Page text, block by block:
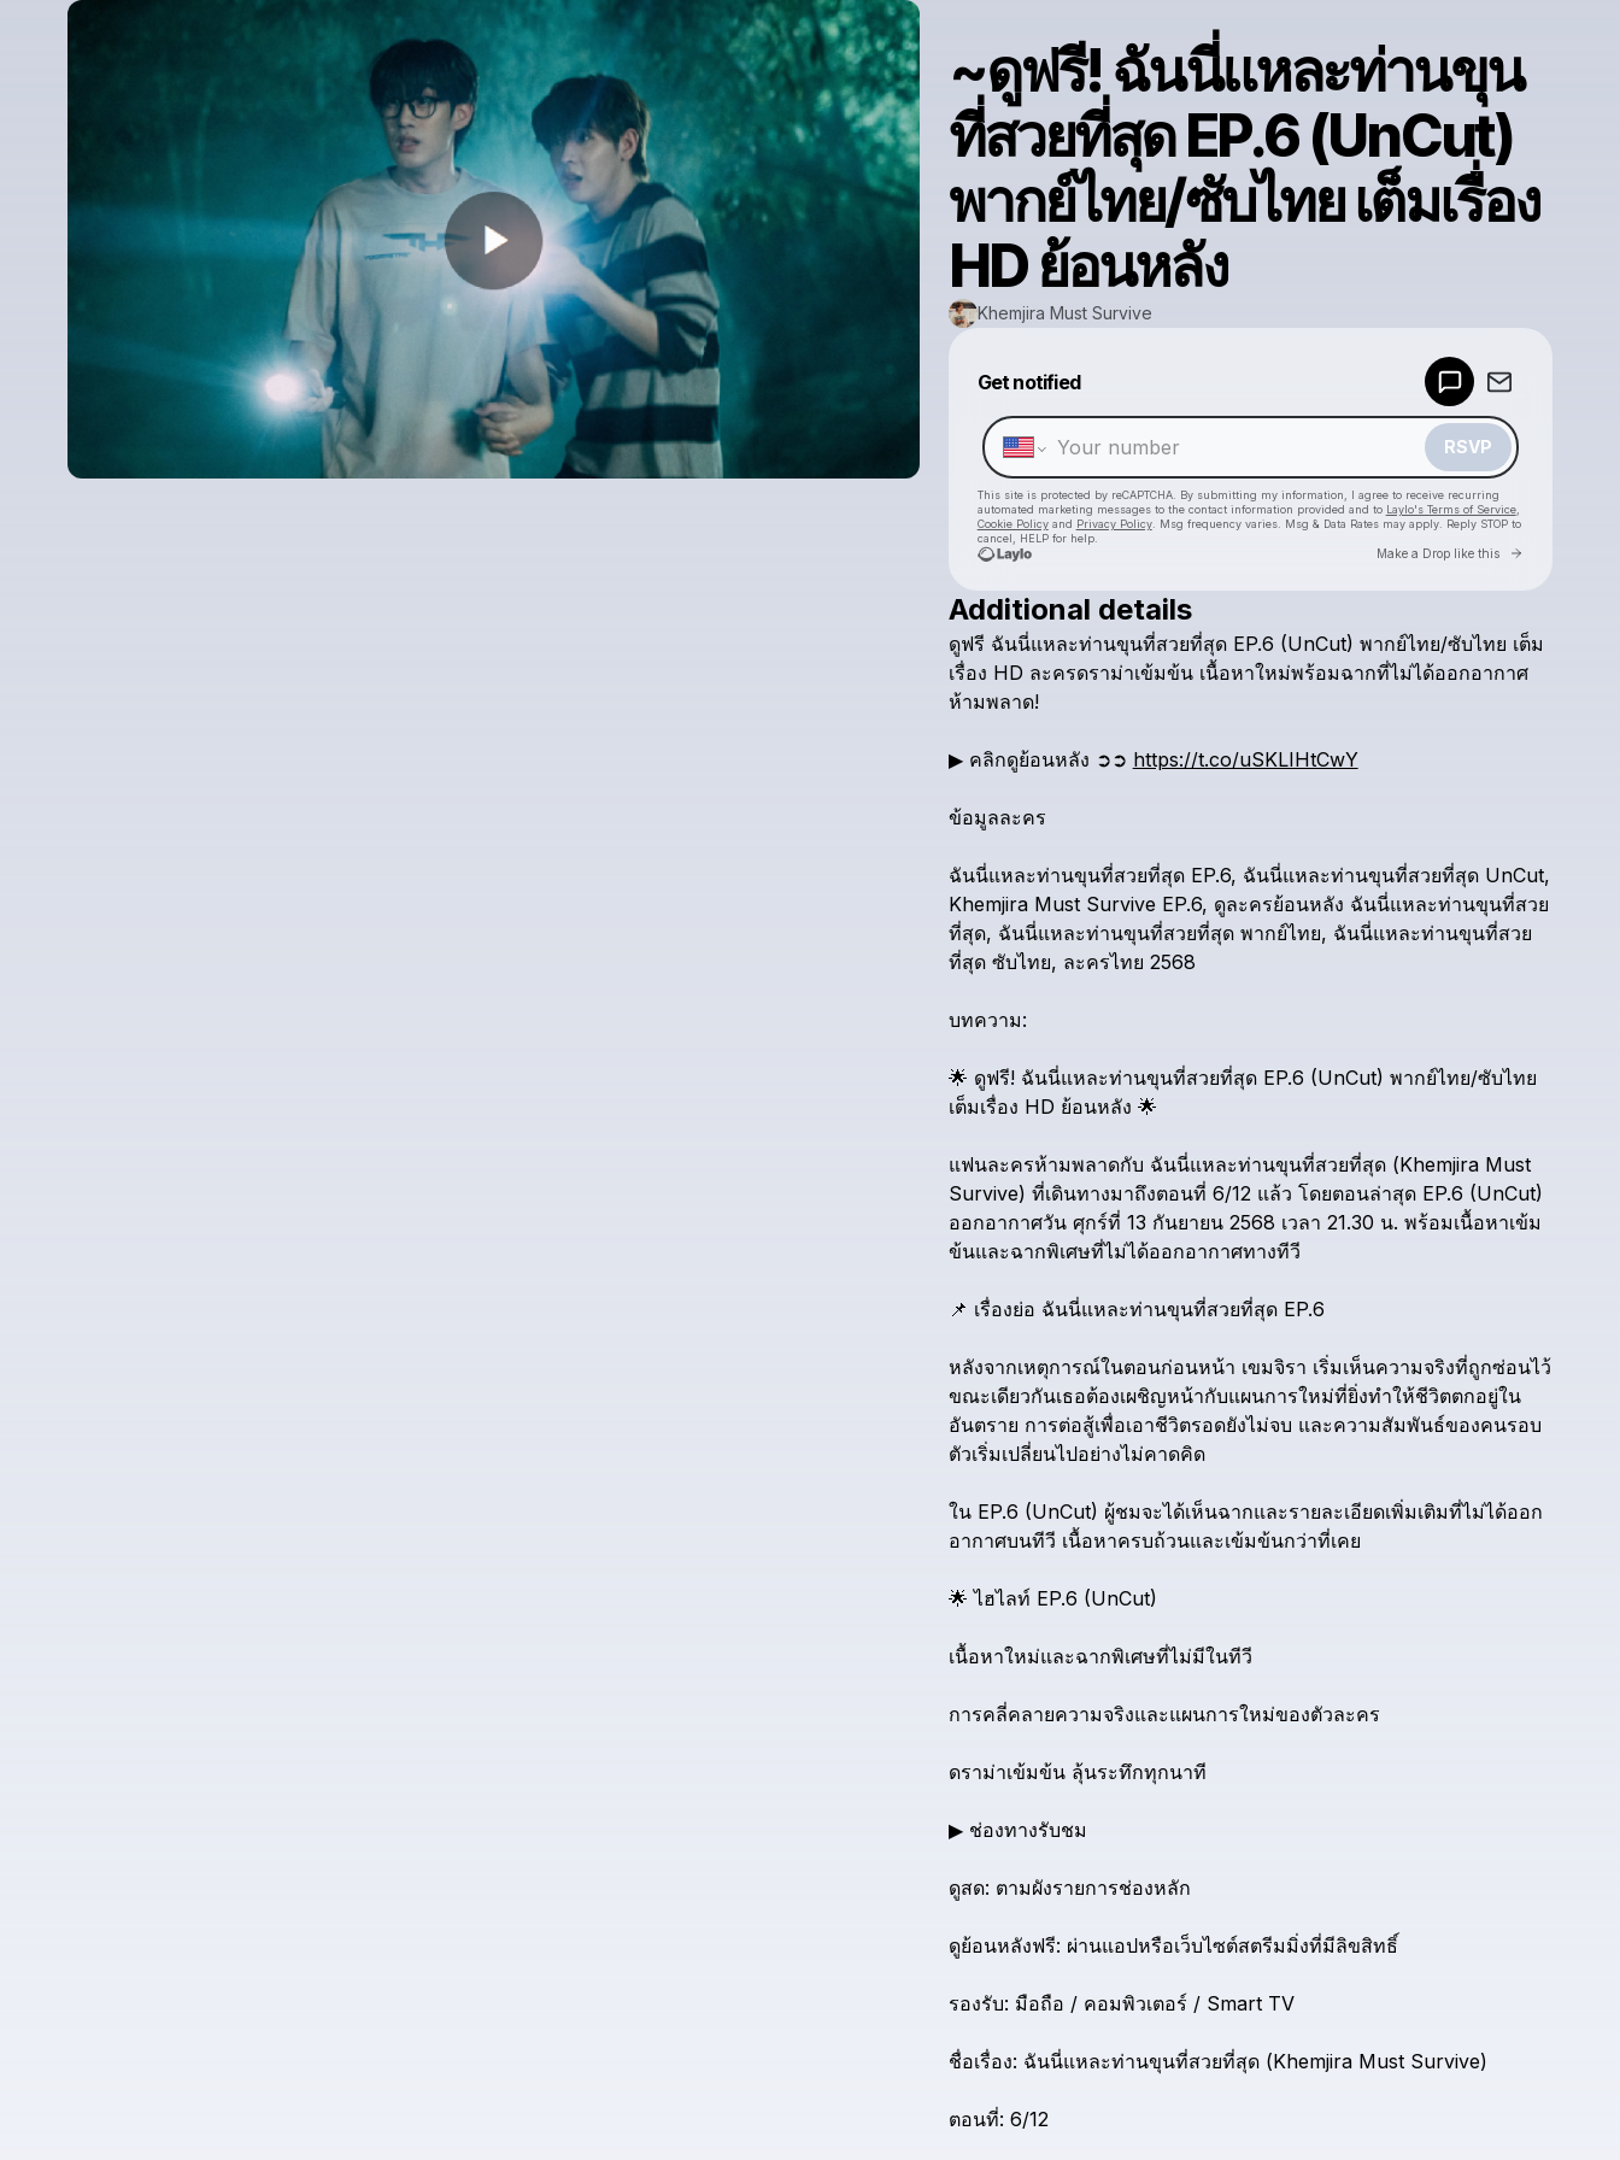
~ดูฟรี! ฉันนี่แหละท่านขุน
ที่สวยที่สุด EP.6 (UnCut)
พากย์ไทย/ซับไทย เต็มเรื่อง
HD ย้อนหลัง
Khemjira Must Survive
Get notified
RSVP
This site is protected by reCAPTCHA. By submitting my information, I agree to receive recurring
automated marketing messages to the contact information provided and to Laylo's Terms of Service,
Cookie Policyand Privacy Policy. Msg frequency varies. Msg & Data Rates may apply. Reply STOP to
cancel, HELP for help.
Make a Drop like this Go to
Khemjira Must Survive
Check your texts
Additional details
ดูฟรี ฉันนี่แหละท่านขุนที่สวยที่สุด EP.6 (UnCut) พากย์ไทย/ซับไทย เต็ม
เรื่อง HD ละครดราม่าเข้มข้น เนื้อหาใหม่พร้อมฉากที่ไม่ได้ออกอากาศ
ห้ามพลาด!
▶ คลิกดูย้อนหลัง ➲➲ https://t.co/uSKLIHtCwY
ข้อมูลละคร
ฉันนี่แหละท่านขุนที่สวยที่สุด EP.6, ฉันนี่แหละท่านขุนที่สวยที่สุด UnCut,
Khemjira Must Survive EP.6, ดูละครย้อนหลัง ฉันนี่แหละท่านขุนที่สวย
ที่สุด, ฉันนี่แหละท่านขุนที่สวยที่สุด พากย์ไทย, ฉันนี่แหละท่านขุนที่สวย
ที่สุด ซับไทย, ละครไทย 2568
บทความ:
🌟 ดูฟรี! ฉันนี่แหละท่านขุนที่สวยที่สุด EP.6 (UnCut) พากย์ไทย/ซับไทย
เต็มเรื่อง HD ย้อนหลัง 🌟
แฟนละครห้ามพลาดกับ ฉันนี่แหละท่านขุนที่สวยที่สุด (Khemjira Must
Survive) ที่เดินทางมาถึงตอนที่ 6/12 แล้ว โดยตอนล่าสุด EP.6 (UnCut)
ออกอากาศวัน ศุกร์ที่ 13 กันยายน 2568 เวลา 21.30 น. พร้อมเนื้อหาเข้ม
ข้นและฉากพิเศษที่ไม่ได้ออกอากาศทางทีวี
📌 เรื่องย่อ ฉันนี่แหละท่านขุนที่สวยที่สุด EP.6
หลังจากเหตุการณ์ในตอนก่อนหน้า เขมจิรา เริ่มเห็นความจริงที่ถูกซ่อนไว้
ขณะเดียวกันเธอต้องเผชิญหน้ากับแผนการใหม่ที่ยิ่งทำให้ชีวิตตกอยู่ใน
อันตราย การต่อสู้เพื่อเอาชีวิตรอดยังไม่จบ และความสัมพันธ์ของคนรอบ
ตัวเริ่มเปลี่ยนไปอย่างไม่คาดคิด
ใน EP.6 (UnCut) ผู้ชมจะได้เห็นฉากและรายละเอียดเพิ่มเติมที่ไม่ได้ออก
อากาศบนทีวี เนื้อหาครบถ้วนและเข้มข้นกว่าที่เคย
🌟 ไฮไลท์ EP.6 (UnCut)
เนื้อหาใหม่และฉากพิเศษที่ไม่มีในทีวี
การคลี่คลายความจริงและแผนการใหม่ของตัวละคร
ดราม่าเข้มข้น ลุ้นระทึกทุกนาที
▶ ช่องทางรับชม
ดูสด: ตามผังรายการช่องหลัก
ดูย้อนหลังฟรี: ผ่านแอปหรือเว็บไซต์สตรีมมิ่งที่มีลิขสิทธิ์
รองรับ: มือถือ / คอมพิวเตอร์ / Smart TV
ชื่อเรื่อง: ฉันนี่แหละท่านขุนที่สวยที่สุด (Khemjira Must Survive)
ตอนที่: 6/12